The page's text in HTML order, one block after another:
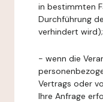
in bestimmten
Durchführung
verhindert wird);
- wenn die
Vertrags oder
Ihre Anfrage